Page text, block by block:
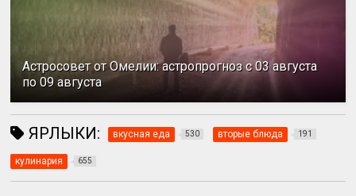
Астросовет от Омелии: астропрогноз с 03 августа
по 09 августа
ЯРЛЫКИ: вкусная еда 530 вторые блюда 191
кулинария 655